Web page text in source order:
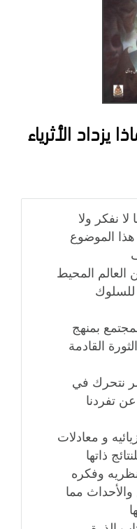
يزداد الأثرياء
نفكر ولا
الموضوع
العالم المحيط
للسلوك
بمنهج
القادمة
نتحرك في
تفردنا
و معادلات
ذاتها
وفكره
مما